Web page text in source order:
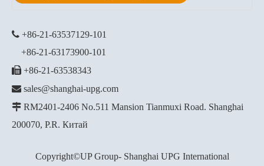
 +86-21-63537129-101
+86-21-63173900-101
 +86-21-63538343
 sales@shanghai-upg.com
 RM2401-2406 No.511 Mansion Tianmuxi Road. Shanghai
200070, P.R. Китай
Copyright©UP Group- Shanghai UPG International